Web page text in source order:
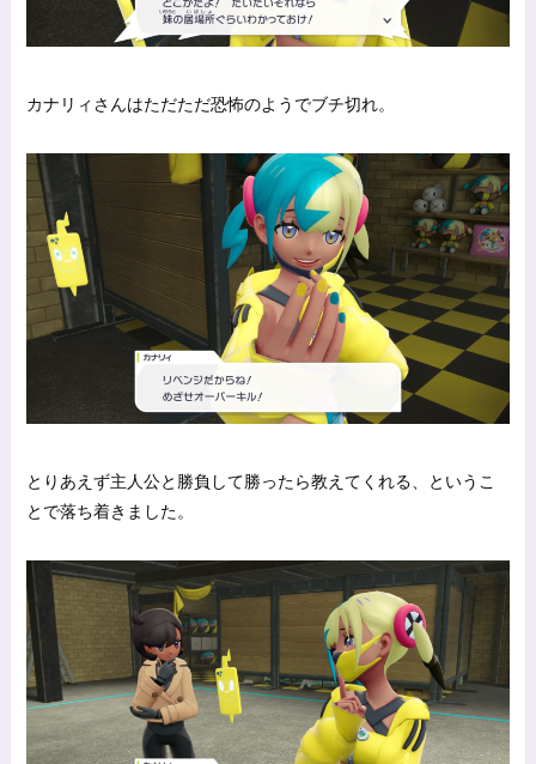
カナリィさんはただただ恐怖のようでブチ切れ。
とりあえず主人公と勝負して勝ったら教えてくれる、というこ
とで落ち着きました。